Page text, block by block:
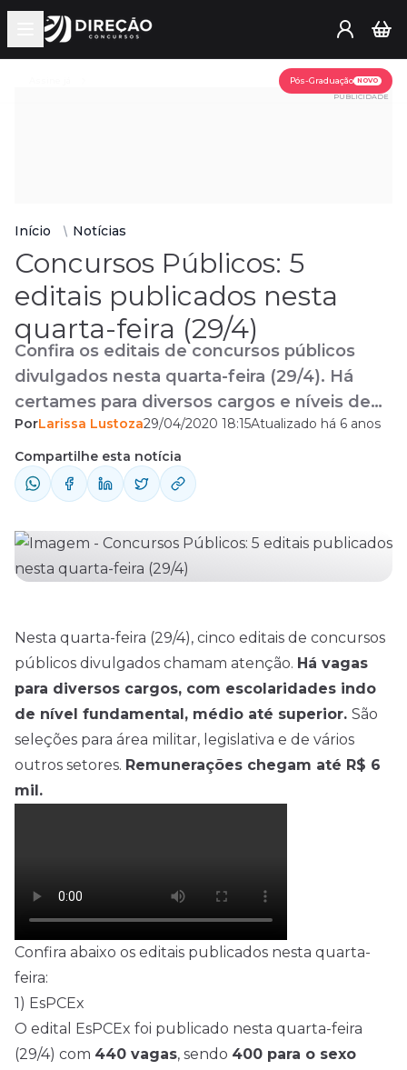
Open main menu
Pós-Graduação NOVO
PUBLICIDADE
Início Notícias
Concursos Públicos: 5
editais publicados nesta
quarta-feira (29/4)
Confira os editais de concursos públicos
divulgados nesta quarta-feira (29/4). Há
certames para diversos cargos e níveis de
escolaridade.
PorLarissa Lustoza29/04/2020 18:15Atualizado há 6 anos
Compartilhe esta notícia
Nesta quarta-feira (29/4), cinco editais de concursos
públicos divulgados chamam atenção. Há vagas
para diversos cargos, com escolaridades indo
de nível fundamental, médio até superior. São
seleções para área militar, legislativa e de vários
outros setores. Remunerações chegam até R$ 6
mil.
Confira abaixo os editais publicados nesta quarta-
feira:
1) EsPCEx
O edital EsPCEx foi publicado nesta quarta-feira
(29/4) com 440 vagas, sendo 400 para o sexo